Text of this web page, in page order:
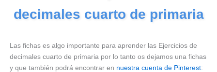
decimales cuarto de primaria
Las fichas es algo importante para aprender las Ejercicios de
decimales cuarto de primaria por lo tanto os dejamos una fichas
y que también podrá encontrar en nuestra cuenta de Pinterest: